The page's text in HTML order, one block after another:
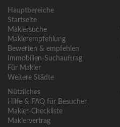
Hauptbereiche
Startseite
Maklersuche
Maklerempfehlung
Bewerten & empfehlen
Immobilien-Suchauftrag
Für Makler
Weitere Städte
Nützliches
Hilfe & FAQ für Besucher
Makler-Checkliste
Maklervertrag